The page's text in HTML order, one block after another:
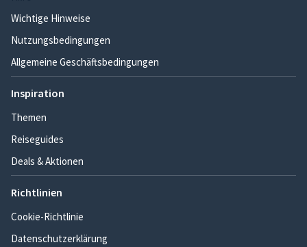
Wichtige Hinweise
Nutzungsbedingungen
Allgemeine Geschäftsbedingungen
Inspiration
Themen
Reiseguides
Deals & Aktionen
Richtlinien
Cookie-Richtlinie
Datenschutzerklärung